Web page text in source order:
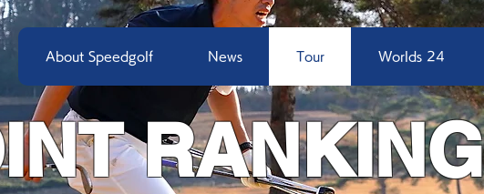
About Speedgolf News Tour Worlds 24
RANKING